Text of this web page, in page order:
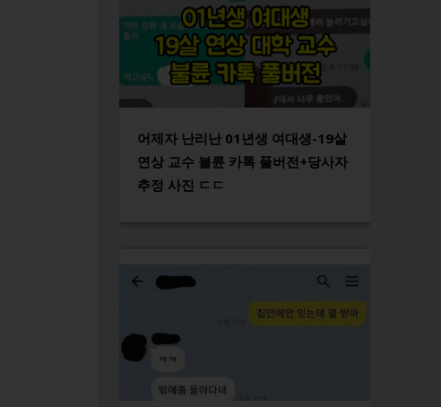
어제자 난리난 01년생 여대생-19살
연상 교수 불륜 카톡 풀버전+당사자
추정 사진 ㄷㄷ